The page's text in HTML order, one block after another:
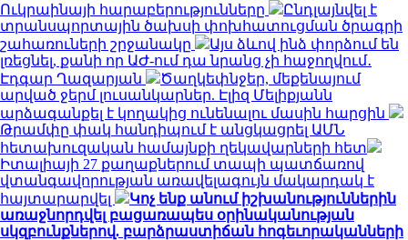
Ուկրաինայի հարաբերությունները
Ընդլայնվել է
տրանսպորտային ծախսի փոխհատուցման ծրագրի
շահառուների շրջանակը
Այս ձևով ինձ փորձում են
լռեցնել, քանի որ ԱԺ-ում դա նրանց չի հաջողվում․
Էդգար Ղազարյան
Ծաղկեփնջեր, մեքենայում
արված ջերմ լուսանկարներ. Էլիզ Մելիքյանն
արձագանքել է կողակից ունենալու մասին հարցին
Թրամփը փակ հանդիպում է անցկացրել ԱՄՆ
հետախուզական համայնքի ղեկավարների հետ
Իտալիայի 27 քաղաքներում տապի պատճառով
վտանգավորության առավելագույն մակարդակ է
հայտարարվել
Կոչ ենք անում իշխանություններին
առաջնորդվել բացառապես օրինականության
սկզբունքներով. բարձրաստիճան հոգեւորականների